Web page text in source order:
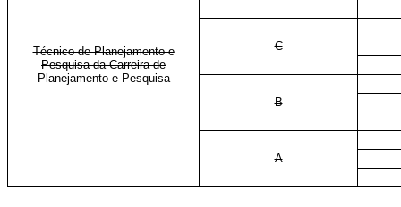
Técnico de Planejamento e
Pesquisa da Carreira de
Planejamento e Pesquisa
C
B
A